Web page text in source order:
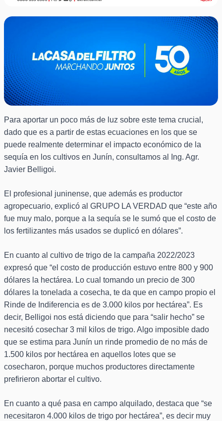
Para aportar un poco más de luz sobre este tema crucial,
dado que es a partir de estas ecuaciones en los que se
puede realmente determinar el impacto económico de la
sequía en los cultivos en Junín, consultamos al Ing. Agr.
Javier Belligoi.
El profesional juninense, que además es productor
agropecuario, explicó al GRUPO LA VERDAD que “este año
fue muy malo, porque a la sequía se le sumó que el costo de
los fertilizantes más usados se duplicó en dólares”.
En cuanto al cultivo de trigo de la campaña 2022/2023
expresó que “el costo de producción estuvo entre 800 y 900
dólares la hectárea. Lo cual tomando un precio de 300
dólares la tonelada a cosecha, te da que en campo propio el
Rinde de Indiferencia es de 3.000 kilos por hectárea”. Es
decir, Belligoi nos está diciendo que para “salir hecho” se
necesitó cosechar 3 mil kilos de trigo. Algo imposible dado
que se estima para Junín un rinde promedio de no más de
1.500 kilos por hectárea en aquellos lotes que se
cosecharon, porque muchos productores directamente
prefirieron abortar el cultivo.
En cuanto a qué pasa en campo alquilado, destaca que “se
necesitaron 4.000 kilos de trigo por hectárea”, es decir muy